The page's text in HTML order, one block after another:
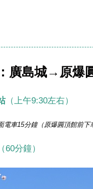
廣島城→原爆
（上午9:30左右）
電車15分鐘（原爆圓頂館前下
（60分鐘）